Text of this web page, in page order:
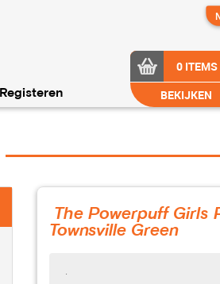
Registeren
0 ITEMS
BEKIJKEN
The Powerpuff Girls
Townsville Green
.